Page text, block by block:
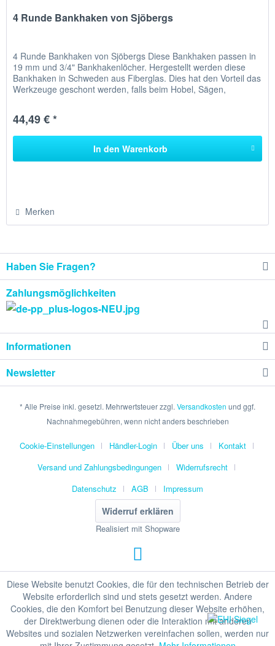
4 Runde Bankhaken von Sjöbergs
4 Runde Bankhaken von Sjöbergs Diese Bankhaken passen in
19 mm und 3/4" Bankhakenlöcher. Hergestellt werden diese
Bankhaken in Schweden aus Fiberglas. Dies hat den Vorteil das
Werkzeuge geschont werden, falls beim Hobel, Sägen,
44,49 € *
In den Warenkorb
Merken
Haben Sie Fragen?
Zahlungsmöglichkeiten
Informationen
Newsletter
* Alle Preise inkl. gesetzl. Mehrwertsteuer zzgl. Versandkosten und ggf.
Nachnahmegebühren, wenn nicht anders beschrieben
Cookie-Einstellungen Händler-Login Über uns
Kontakt
Versand und Zahlungsbedingungen
Widerrufsrecht
Datenschutz
AGB Impressum
Widerruf erklären
Realisiert mit Shopware
Diese Website benutzt Cookies, die für den technischen Betrieb der
Website erforderlich sind und stets gesetzt werden. Andere
Cookies, die den Komfort bei Benutzung dieser Website erhöhen,
der Direktwerbung dienen oder die Interaktion mit anderen
Websites und sozialen Netzwerken vereinfachen sollen, werden nur